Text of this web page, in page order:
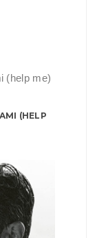
(HELP